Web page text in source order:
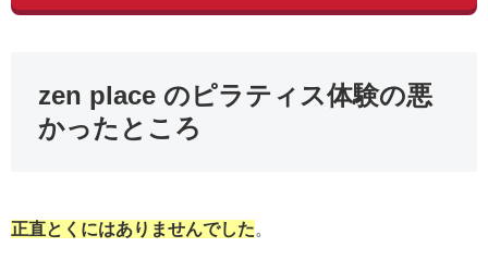
zen place のピラティス体験の悪
かったところ
正直とくにはありませんでした。